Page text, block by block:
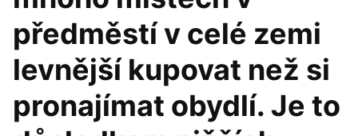
předměstí v celé zemi
levnější kupovat než si
pronajímat obydlí. Je to